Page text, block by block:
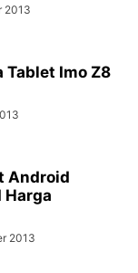
2013
Imo Z8
Android
Harga
2013